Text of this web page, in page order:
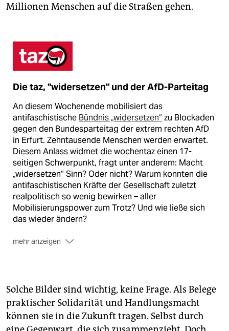
Millionen Menschen auf die Straßen gehen.
Die taz, "widersetzen" und der AfD-Parteitag
An diesem Wochenende mobilisiert das
antifaschistische Bündnis „widersetzen“ zu Blockaden
gegen den Bundesparteitag der extrem rechten AfD
in Erfurt. Zehntausende Menschen werden erwartet.
Diesem Anlass widmet die wochentaz einen 17-
seitigen Schwerpunkt, fragt unter anderem: Macht
„widersetzen“ Sinn? Oder nicht? Warum konnten die
antifaschistischen Kräfte der Gesellschaft zuletzt
realpolitisch so wenig bewirken – aller
Mobilisierungspower zum Trotz? Und wie ließe sich
das wieder ändern?
mehr anzeigen
„widersetzen“-Proteste und dem AfD-Parteitag
berichten.
Mehr als 50.000 freiwillige Un­ter­stüt­ze­r*in­nen
ermöglichen, dass die taz frei für alle ist. Damit das so
Solche Bilder sind wichtig, keine Frage. Als Belege
praktischer Solidarität und Handlungsmacht
können sie in die Zukunft tragen. Selbst durch